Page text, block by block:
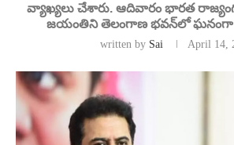
వ్యాఖ్యలు చేశారు. ఆదివారం భారత
జయంతిని తెలంగాణ భవన్‌లో ఘనంగా
written by Sai April 14,